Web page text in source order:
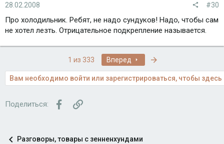
28.02.2008 #30
Про холодильник. Ребят, не надо сундуков! Надо, чтобы сам
не хотел лезть. Отрицательное подкрепление называется.
1 из 333 Вперед
Вам необходимо войти или зарегистрироваться, чтобы здесь
Поделиться: FacebookСсылка
Разговоры, товары с зенненхундами